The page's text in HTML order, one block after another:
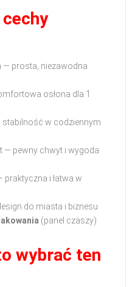
— prosta, niezawodna
osłona dla 1
w codziennym
— pewny chwyt i wygoda
i łatwa w
do miasta i biznesu
(panel czaszy)
wybrać ten